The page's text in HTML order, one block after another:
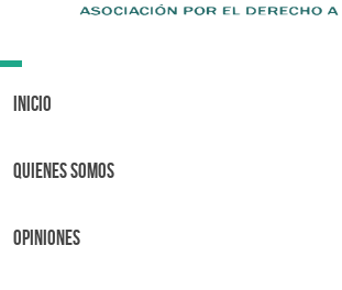
Toggle
Inicio
Quienes Somos
OPINIONES